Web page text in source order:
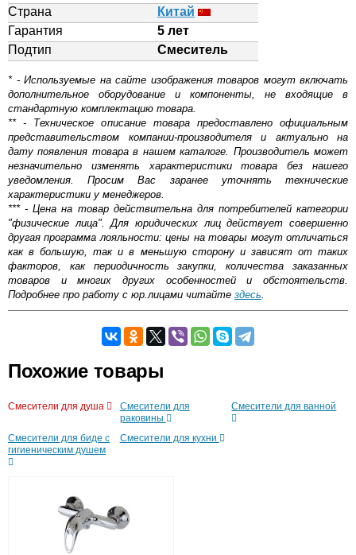
Страна
Китай
Гарантия
5 лет
Подтип
Смеситель
* - Используемые на сайте изображения товаров могут включать
дополнительное оборудование и компоненты, не входящие в
стандартную комплектацию товара.
** - Техническое описание товара предоставлено официальным
представительством компании-производителя и актуально на
дату появления товара в нашем каталоге. Производитель может
незначительно изменять характеристики товара без нашего
уведомления. Просим Вас заранее уточнять технические
характеристики у менеджеров.
*** - Цена на товар действительна для потребителей категории
"физические лица". Для юридических лиц действует совершенно
другая программа лояльности: цены на товары могут отличаться
как в большую, так и в меньшую сторону и зависят от таких
факторов, как периодичность закупки, количества заказанных
товаров и многих других особенностей и обстоятельств.
Подробнее про работу с юр.лицами читайте здесь.
Оставьте отзыв
Доставка сантехники по Москве и Московской области
Возможные способы оплаты:
Наличный расчёт
Банковской картой на сайте в режиме реального
времени
Интернет-деньгами (Yandex-деньги, Web-money,
Qiwi-кошельки и другие).
Безналичный расчёт (возможно и с НДС)
подробнее...
Похожие товары
Смесители для душа
Смесители для
раковины
Смесители для ванной
Смесители для биде с
гигиеническим душем
Смесители для кухни